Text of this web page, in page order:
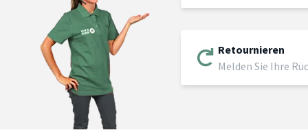
Retournieren
Melden Sie Ihre